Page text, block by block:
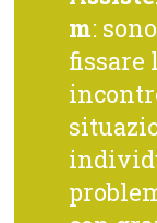
m:
fissare